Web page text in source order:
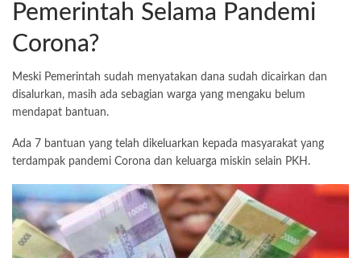
Pemerintah Selama Pandemi
Corona?
Meski Pemerintah sudah menyatakan dana sudah dicairkan dan
disalurkan, masih ada sebagian warga yang mengaku belum
mendapat bantuan.
Ada 7 bantuan yang telah dikeluarkan kepada masyarakat yang
terdampak pandemi Corona dan keluarga miskin selain PKH.